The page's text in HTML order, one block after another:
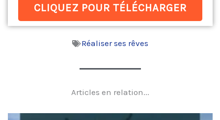
CLIQUEZ POUR TÉLÉCHARGER
Réaliser ses rêves
Articles en relation...